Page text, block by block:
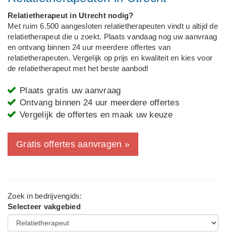
Relatietherapeut in Utrecht nodig?
Met ruim 6.500 aangesloten relatietherapeuten vindt u altijd de
relatietherapeut die u zoekt. Plaats vandaag nog uw aanvraag
en ontvang binnen 24 uur meerdere offertes van
relatietherapeuten. Vergelijk op prijs en kwaliteit en kies voor
de relatietherapeut met het beste aanbod!
Plaats gratis uw aanvraag
Ontvang binnen 24 uur meerdere offertes
Vergelijk de offertes en maak uw keuze
Gratis offertes aanvragen »
Zoek in bedrijvengids:
Selecteer vakgebied